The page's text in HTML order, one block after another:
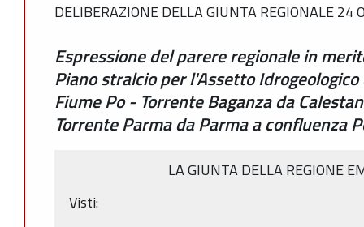
DELIBERAZIONE DELLA GIUNTA REGIONALE 24
Espressione del parere regionale in
Piano stralcio per l'Assetto
Fiume Po - Torrente Baganza da
Torrente Parma da Parma a confluenza
LA GIUNTA DELLA REGIONE
Visti: